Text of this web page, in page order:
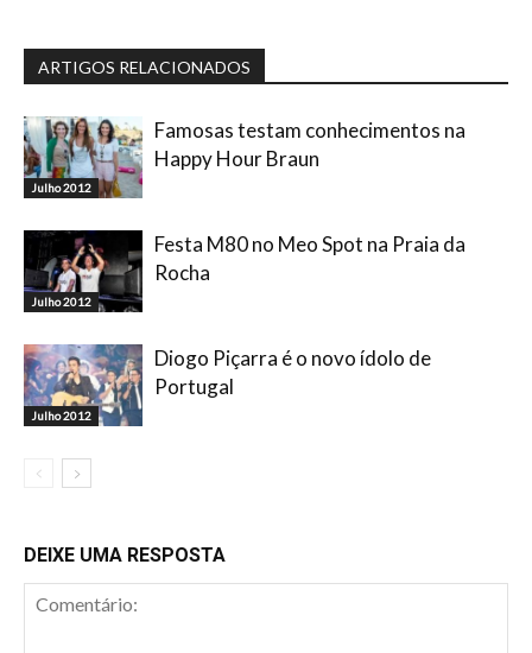
ARTIGOS RELACIONADOS
Julho 2012
Famosas testam conhecimentos na
Happy Hour Braun
Julho 2012
Festa M80 no Meo Spot na Praia da
Rocha
Julho 2012
Diogo Piçarra é o novo ídolo de
Portugal
DEIXE UMA RESPOSTA